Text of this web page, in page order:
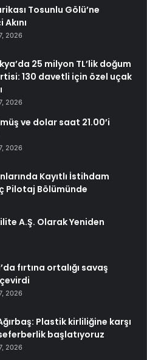
Tosunlu Gölü’ne
2026
25 milyon TL’lik doğum
130 davetli için özel uçak
2026
ve dolar saat 21.00’i
2026
Kayıtlı İstihdam
Pilotaj Bölümünde
A.Ş. Olarak Yeniden
fırtına ortalığı savaş
2026
Plastik kirliliğine karşı
başlatıyoruz
2026